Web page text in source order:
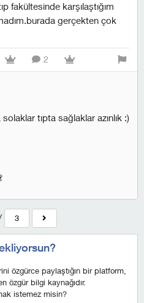
fakültesinde karşılaştığım
gerçekten çok
2
tıpta sağlaklar azınlık :)
3
özgürce paylaştığın bir platform,
özgür bilgi kaynağıdır.
istemez misin?